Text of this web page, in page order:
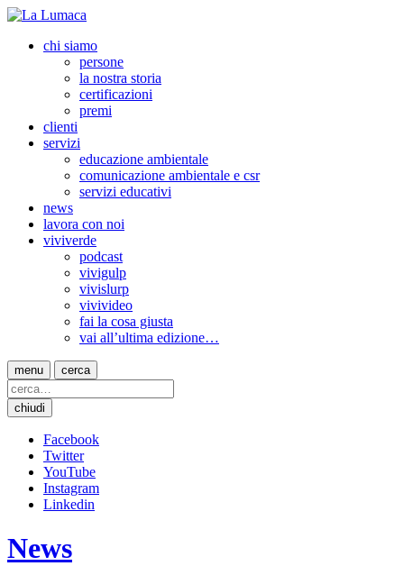
chi siamo
persone
la nostra storia
certificazioni
premi
clienti
servizi
educazione ambientale
comunicazione ambientale e csr
servizi educativi
news
lavora con noi
viviverde
podcast
vivigulp
vivislurp
vivivideo
fai la cosa giusta
vai all’ultima edizione…
menu cerca
chiudi
Facebook
Twitter
YouTube
Instagram
Linkedin
News